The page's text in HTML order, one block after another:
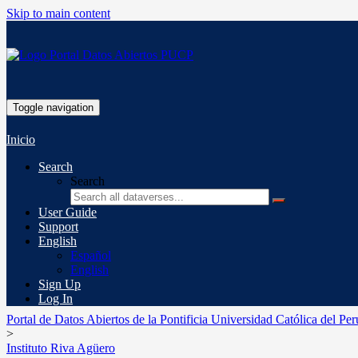
Skip to main content
Toggle navigation
Inicio
Search
Search
User Guide
Support
English
Español
English
Sign Up
Log In
Portal de Datos Abiertos de la Pontificia Universidad Católica del
>
Instituto Riva Agüero